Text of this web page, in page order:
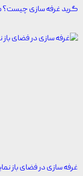
گرید غرفه سازی چیست؟
غرفه سازی در فضای باز